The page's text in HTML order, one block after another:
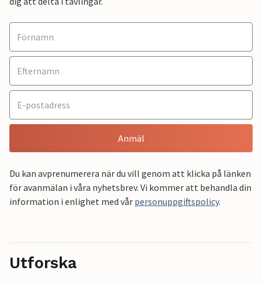
Anmäl
Du kan avprenumerera när du vill genom att klicka på länken
för avanmälan i våra nyhetsbrev. Vi kommer att behandla din
information i enlighet med vår personuppgiftspolicy.
Utforska